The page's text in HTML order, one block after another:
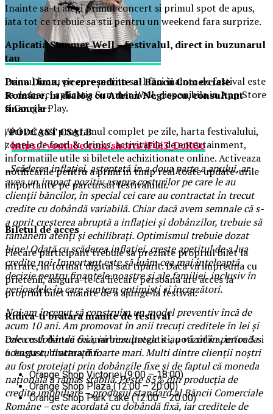
Dana Dima, vicepreședinte al Băncii Comerciale
Române, în dialog cu Adrian Negrescu, consultant
financiar:
| PODCASTCSALB
|https://youtube.com/shorts/jFGi3_DcKGo
„Scăderea inflației, așteptată în a doua parte a anului, ar
avea un impact pozitiv asupra costurilor pe care le au
clienții băncilor, în special cei care au contractat în trecut
credite cu dobândă variabilă. Chiar dacă avem semnale că s-
a oprit creșterea abruptă a inflației și dobânzilor, trebuie să
rămânem atenți și echilibrați. Optimismul trebuie dozat
bine! Odată cu scăderea inflației, crește apetitul de a lua
credite noi. Important este să luăm cea mai înțeleaptă
decizie pentru finanțele noastre și ale familiei, inclusiv în
perioadele în care suntem optimiști și încrezători.
Noi am început să construim un model preventiv încă de
acum 10 ani. Am promovat în anii trecuți creditele în lei și
cele cu dobândă fixă, iar rezultatele s-au văzut în perioada
aceasta cu fluctuații foarte mari. Multi dintre clienții noștri
au fost protejați prin dobânzile fixe și de faptul că moneda
națională a rămas stabilă. Peste 85% din producția de
credite imobiliare – produsul standard al Băncii Comerciale
Române – este acordată cu dobândă fixă, iar creditele de
Inainte sa-ti alegi primul concert si primul spot de apus,
iata tot ce trebuie sa stii pentru un weekend fara surprize.
Aplicatia Summer Well– festivalul, direct in buzunarul
tau
Primul lucru pe care merita sa-l faci inainte de festival este
sa descarci aplicatia Summer Well, disponibila in App Store
si Google Play.
Aici vei gasi programul complet pe zile, harta festivalului,
zonele de food & drinks, activitatile de entertainment,
informatiile utile si biletele achizitionate online. Activeaza
notificarile pentru a primi in timp real toate update-urile
importante pe parcursul festivalului.
Biletul de acces
Fiecare participant trebuie sa prezinte propriul bilet la
intrare, in format digital sau tiparit. Daca vii impreuna cu
prietenii, asigura-te ca fiecare persoana are acces la
propriul bilet inainte de a ajunge la festival.
Ridica-ti bratarainainte de festival
Daca esti dintre cei mai bine pregatiti, poti ridica, intre 3 si
6 August, bratara din:
Orange Shop Victoriei (9:00 – 18:00)
Orange Shop Plaza (12:00 – 20:00)
Orange Shop Park Lake (12:00 – 20:00)